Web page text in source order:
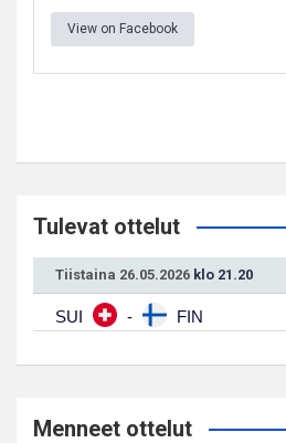
View on Facebook
Tulevat ottelut
Tiistaina 26.05.2026 klo 21.20
SUI - FIN
Menneet ottelut